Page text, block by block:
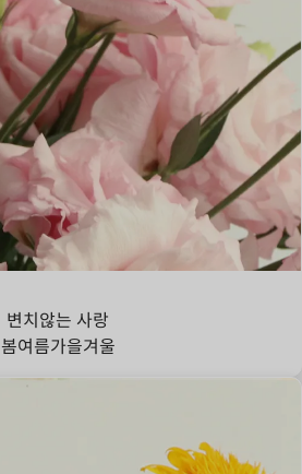
변치않는 사랑
봄여름가을겨울